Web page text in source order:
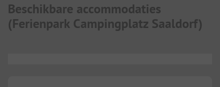
Beschikbare accommodaties
(Ferienpark Campingplatz Saaldorf)